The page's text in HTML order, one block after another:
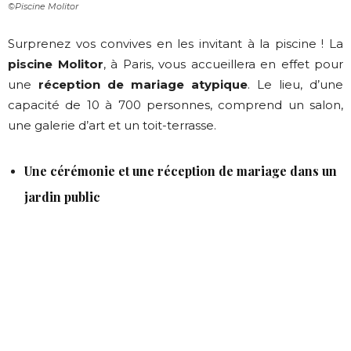
©Piscine Molitor
Surprenez vos convives en les invitant à la piscine ! La
piscine Molitor, à Paris, vous accueillera en effet pour
une réception de mariage atypique. Le lieu, d’une
capacité de 10 à 700 personnes, comprend un salon,
une galerie d’art et un toit-terrasse.
Une cérémonie et une réception de mariage dans un
jardin public